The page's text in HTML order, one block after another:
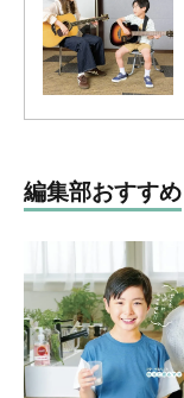
編集部おすすめ